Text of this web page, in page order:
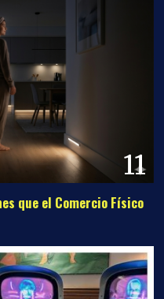
11
que el Comercio Físico